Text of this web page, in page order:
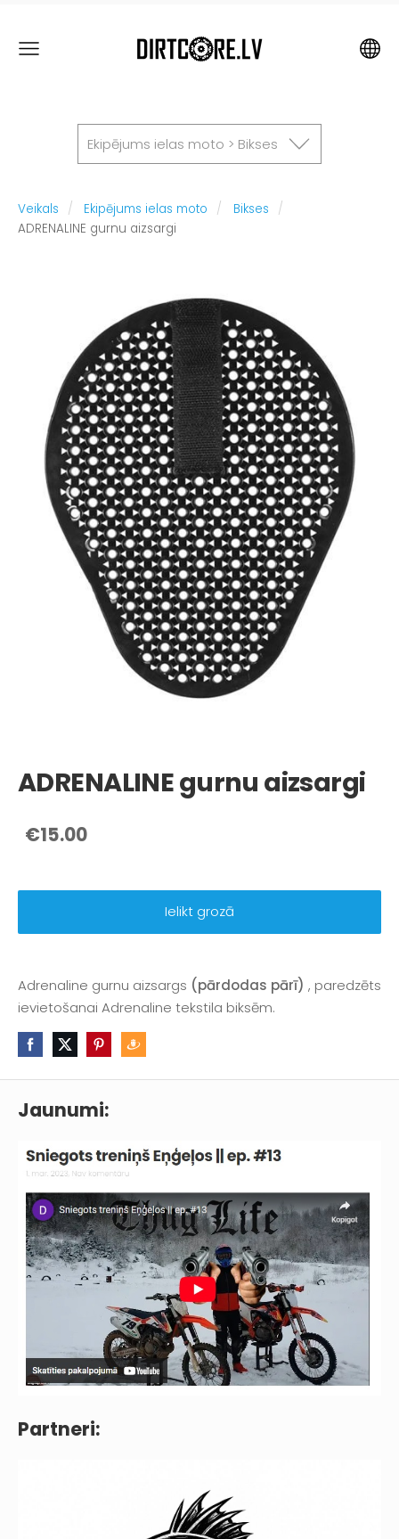
Ekipējums ielas moto > Bikses
Jaunumi:
Partneri:
Veikals Ekipējums ielas moto
Bikses
ADRENALINE gurnu aizsargi
ADRENALINE gurnu aizsargi
€15.00
Ielikt grozā
Adrenaline gurnu aizsargs (pārdodas pārī) , paredzēts
ievietošanai Adrenaline tekstila biksēm.